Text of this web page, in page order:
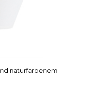
naturfarbenem